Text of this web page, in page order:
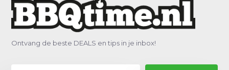
Ontvang de beste DEALS en tips in je inbox!